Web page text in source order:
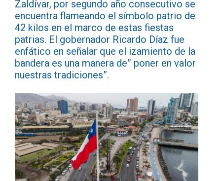
Zaldívar, por segundo año consecutivo se
encuentra flameando el símbolo patrio de
42 kilos en el marco de estas fiestas
patrias. El gobernador Ricardo Díaz fue
enfático en señalar que el izamiento de la
bandera es una manera de” poner en valor
nuestras tradiciones”.